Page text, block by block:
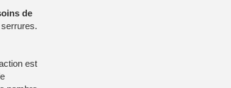
de
est